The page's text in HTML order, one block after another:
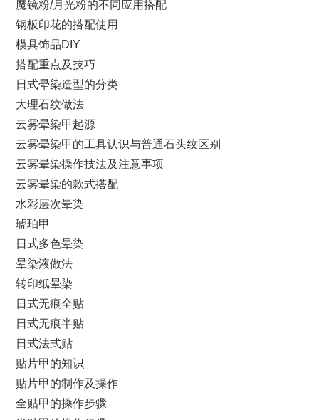
魔镜粉/月光粉的不同应用搭配
钢板印花的搭配使用
模具饰品DIY
搭配重点及技巧
日式晕染造型的分类
大理石纹做法
云雾晕染甲起源
云雾晕染甲的工具认识与普通石头纹区别
云雾晕染操作技法及注意事项
云雾晕染的款式搭配
水彩层次晕染
琥珀甲
日式多色晕染
晕染液做法
转印纸晕染
日式无痕全贴
日式无痕半贴
日式法式贴
贴片甲的知识
贴片甲的制作及操作
全贴甲的操作步骤